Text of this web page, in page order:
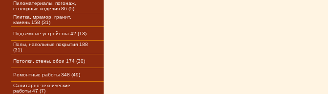
Пиломатериалы, погонаж,
столярные изделия 86 (5)
Плитка, мрамор, гранит,
камень 158 (31)
Подъемные устройства 42 (13)
Полы, напольные покрытия 188
(31)
Потолки, стены, обои 174 (30)
Ремонтные работы 348 (49)
Санитарно-технические
работы 47 (7)